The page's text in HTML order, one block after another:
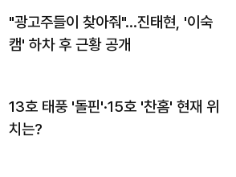
"광고주들이 찾아줘"…진태현, '이숙
캠' 하차 후 근황 공개
13호 태풍 '돌핀'·15호 '찬홈' 현재 위
치는?